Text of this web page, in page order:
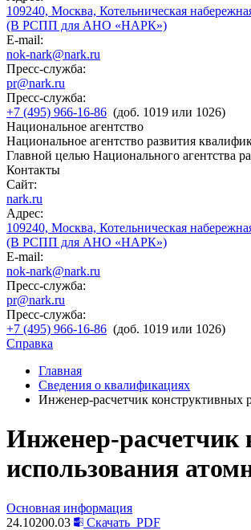
109240, Москва, Котельническая
(В РСПП для АНО «НАРК»)
E-mail:
nok-nark@nark.ru
Пресс-служба:
pr@nark.ru
Пресс-служба:
+7 (495) 966-16-86 (доб. 1019 или 1026)
Национальное агентство
Национальное агентство развития
Главной целью Национального агентства
Контакты
Сайт:
nark.ru
Адрес:
109240, Москва, Котельническая
(В РСПП для АНО «НАРК»)
E-mail:
nok-nark@nark.ru
Пресс-служба:
pr@nark.ru
Пресс-служба:
+7 (495) 966-16-86 (доб. 1019 или 1026)
Справка
Главная
Сведения о квалификациях
Инженер-расчетчик конструктивных
Инженер-расчетчик
использования
Основная информация
24.10200.03
Скачать PDF